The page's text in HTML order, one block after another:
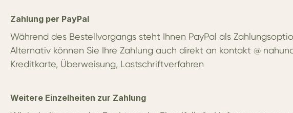
Zahlung per PayPal
Während des Bestellvorgangs steht Ihnen PayPal als
Alternativ können Sie Ihre Zahlung auch direkt an kontakt @
Kreditkarte, Überweisung, Lastschriftverfahren
Weitere Einzelheiten zur Zahlung